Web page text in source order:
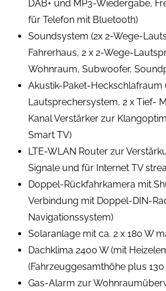
DAB+ und MP3-Wiedergabe,
für Telefon mit Bluetooth)
Soundsystem (2x 2-Wege-
Fahrerhaus, 2 x 2-Wege-
Wohnraum, Subwoofer,
Akustik-Paket-Heckschlafraum
Lautsprechersystem, 2 x Tief-
Kanal Verstärker zur
Smart TV)
LTE-WLAN Router zur
Signale und für Internet TV
Doppel-Rückfahrkamera mit
Verbindung mit Doppel-DIN-
Navigationssystem)
Solaranlage mit ca. 2 x 180 W
Dachklima 2400 W (mit
(Fahrzeuggesamthöhe plus
Gas-Alarm zur